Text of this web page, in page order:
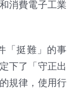
消費電子工業
「挺難」的事
下了「守正出
規律，使用行